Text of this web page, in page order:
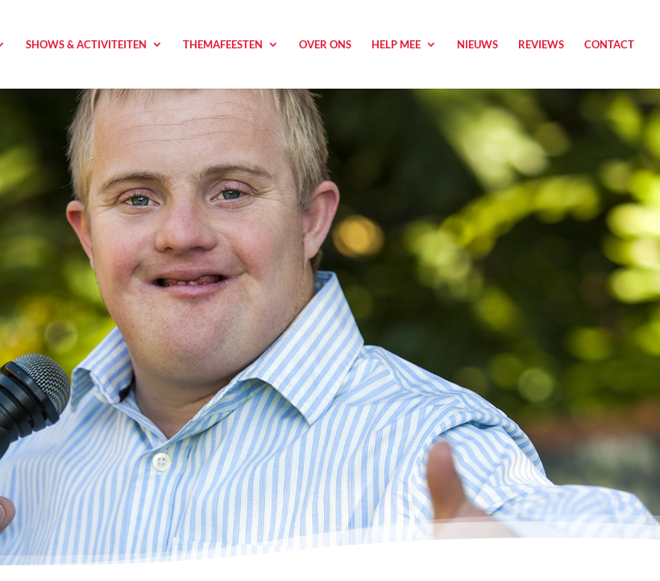
SHOWS & ACTIVITEITEN THEMAFEESTEN OVER ONS HELP MEE NIEUWS REVIEWS CONTACT